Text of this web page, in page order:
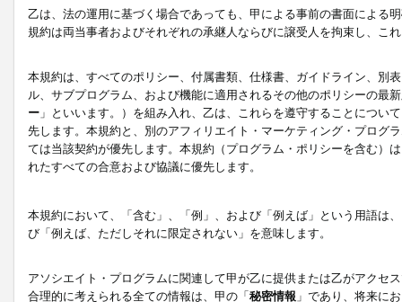
乙は、法の運用に基づく場合であっても、甲による事前の書面による
規約は両当事者およびそれぞれの承継人ならびに譲受人を拘束し、こ
本規約は、すべてのポリシー、付属書類、仕様書、ガイドライン、別
ル、サブプログラム、および機能に適用されるその他のポリシーの最
ー 」といいます。）を組み入れ、乙は、これらを遵守することにつ
先します。本規約と、別のアフィリエイト・マーケティング・プログ
ては当該契約が優先します。本規約（プログラム・ポリシーを含む）
れたすべての合意および協議に優先します。
本規約において、「含む」、「例」、および「例えば」という用語は
び「例えば、ただしそれに限定されない」を意味します。
アソシエイト・プログラムに関連して甲が乙に提供または乙がアクセ
合理的に考えられる全ての情報は、甲の「秘密情報 」であり、将来に